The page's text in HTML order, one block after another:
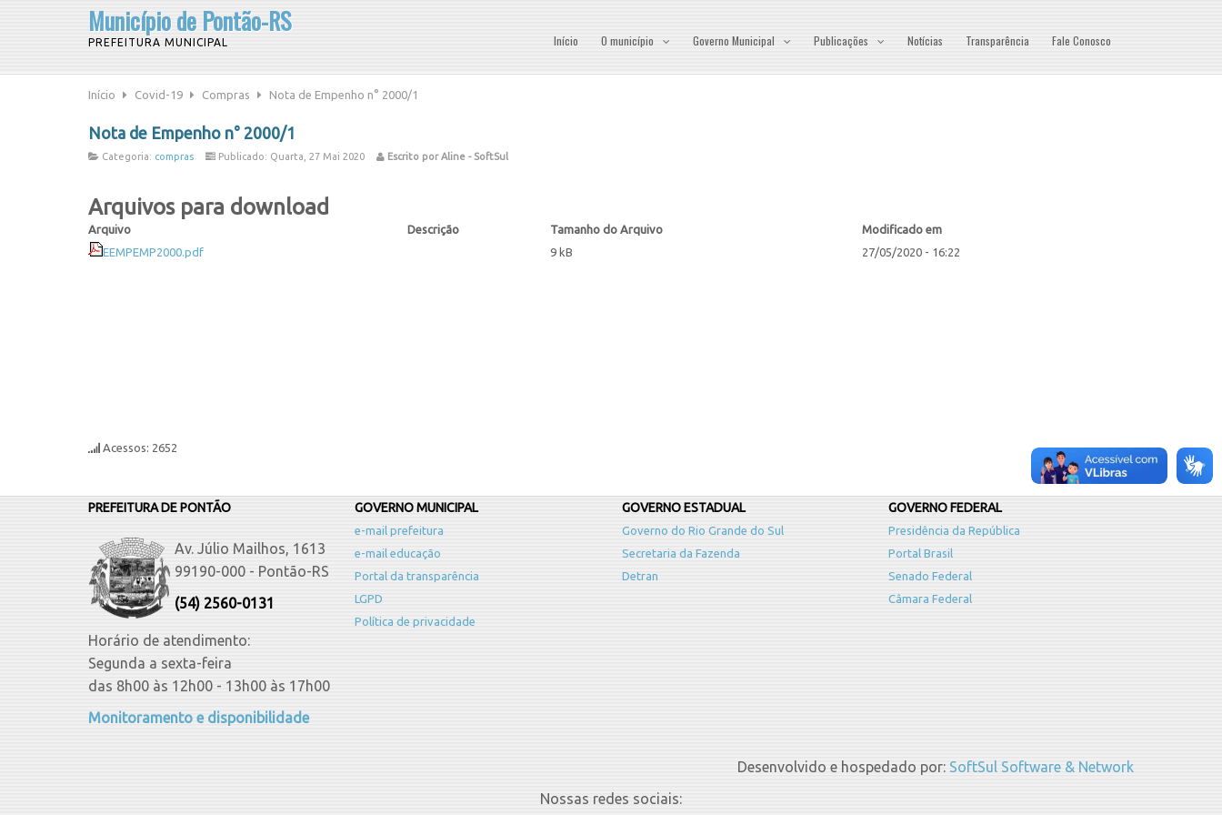
Município de Pontão-RS
PREFEITURA MUNICIPAL Início O município Governo Municipal Publicações Notícias Transparência Fale Conosco
Início Covid-19 Compras Nota de Empenho n° 2000/1
Nota de Empenho n° 2000/1
Categoria: compras Publicado: Quarta, 27 Mai 2020 Escrito por Aline - SoftSul
Arquivos para download
Arquivo Descrição Tamanho do Arquivo
Modificado em
EEMPEMP2000.pdf
9 kB 27/05/2020 - 16:22
Acessos: 2652
PREFEITURA DE PONTÃO
Av. Júlio Mailhos, 1613
99190-000 - Pontão-RS
(54) 2560-0131
Horário de atendimento:
Segunda a sexta-feira
das 8h00 às 12h00 - 13h00 às 17h00
Monitoramento e disponibilidade
GOVERNO MUNICIPAL
e-mail prefeitura
e-mail educação
Portal da transparência
LGPD
Política de privacidade
GOVERNO ESTADUAL
Governo do Rio Grande do Sul
Secretaria da Fazenda
Detran
GOVERNO FEDERAL
Presidência da República
Portal Brasil
Senado Federal
Câmara Federal
Desenvolvido e hospedado por: SoftSul Software & Network
Nossas redes sociais: